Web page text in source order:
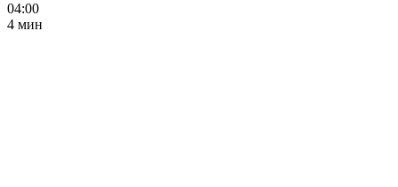
04:00
4 мин